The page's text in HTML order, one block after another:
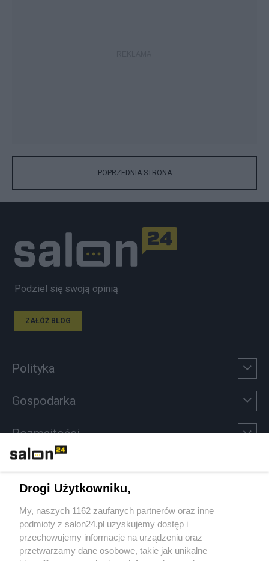
POPRZEDNIA STRONA
Podziel się swoją opinią
ZAŁÓŻ BLOG
Polityka
Gospodarka
Rozmaitości
Sport
Społeczeństwo
Drogi Użytkowniku,
My, naszych 1162 zaufanych partnerów oraz inne
podmioty z salon24.pl uzyskujemy dostęp i
przechowujemy informacje na urządzeniu oraz
przetwarzamy dane osobowe, takie jak unikalne